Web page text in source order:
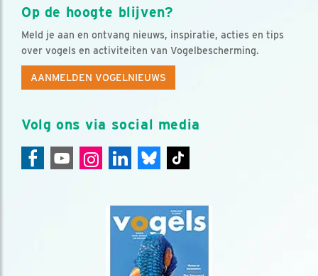
Op de hoogte blijven?
Meld je aan en ontvang nieuws, inspiratie, acties en tips
over vogels en activiteiten van Vogelbescherming.
AANMELDEN VOGELNIEUWS
Volg ons via social media